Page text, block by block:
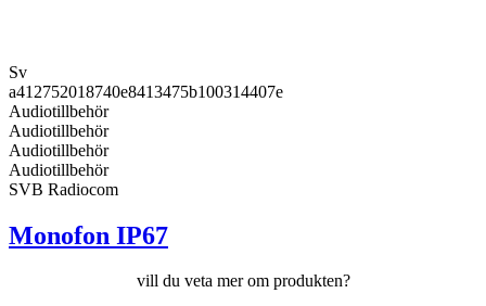
Sv
a412752018740e8413475b100314407e
Audiotillbehör
Audiotillbehör
Audiotillbehör
Audiotillbehör
SVB Radiocom
Monofon IP67
vill du veta mer om produkten?